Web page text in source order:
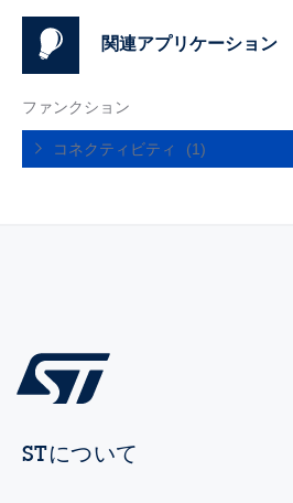
関連アプリケーション
ファンクション
コネクティビティ (1)
STについて